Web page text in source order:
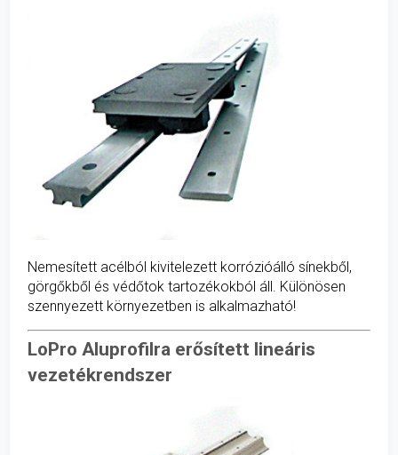
Nemesített acélból kivitelezett korrózióálló sínekből,
görgőkből és védőtok tartozékokból áll. Különösen
szennyezett környezetben is alkalmazható!
LoPro Aluprofilra erősített lineáris
vezetékrendszer